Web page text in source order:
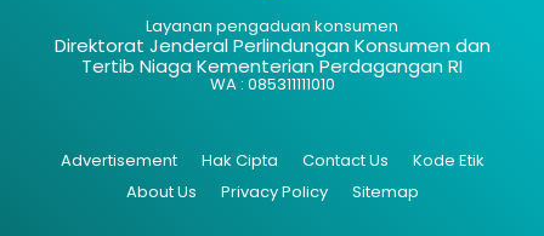
Layanan pengaduan konsumen
Direktorat Jenderal Perlindungan Konsumen dan
Tertib Niaga Kementerian Perdagangan RI
WA : 085311111010
Advertisement Hak Cipta Contact Us
Kode Etik
About Us
Privacy Policy Sitemap